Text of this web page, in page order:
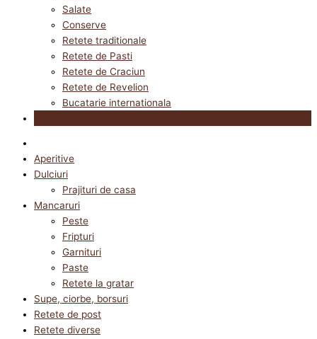
Salate
Conserve
Retete traditionale
Retete de Pasti
Retete de Craciun
Retete de Revelion
Bucatarie internationala
Aperitive
Dulciuri
Prajituri de casa
Mancaruri
Peste
Fripturi
Garnituri
Paste
Retete la gratar
Supe, ciorbe, borsuri
Retete de post
Retete diverse